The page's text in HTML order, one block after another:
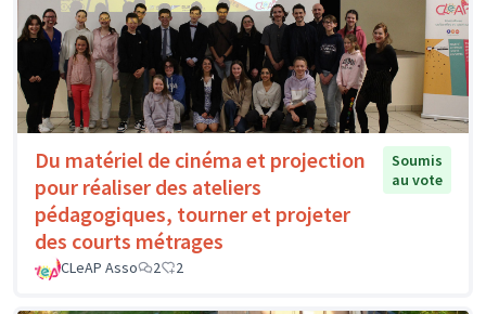
Du matériel de cinéma et projection
pour réaliser des ateliers
pédagogiques, tourner et projeter
des courts métrages
Soumis
au vote
CLeAP Asso 2 2